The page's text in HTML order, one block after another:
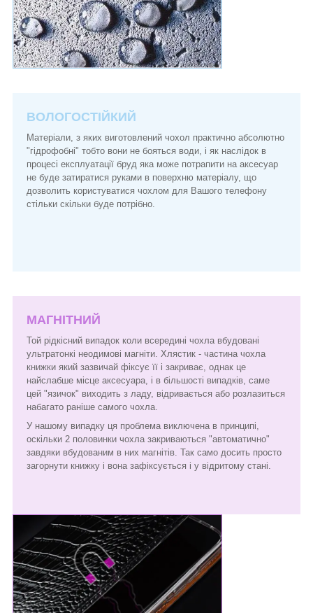
ВОЛОГОСТІЙКИЙ
Матеріали, з яких виготовлений чохол практично абсолютно
"гідрофобні" тобто вони не бояться води, і як наслідок в
процесі експлуатації бруд яка може потрапити на аксесуар
не буде затиратися руками в поверхню матеріалу, що
дозволить користуватися чохлом для Вашого телефону
стільки скільки буде потрібно.
МАГНІТНИЙ
Той рідкісний випадок коли всередині чохла вбудовані
ультратонкі неодимові магніти. Хлястик - частина чохла
книжки який зазвичай фіксує її і закриває, однак це
найслабше місце аксесуара, і в більшості випадків, саме
цей "язичок" виходить з ладу, відривається або розлазиться
набагато раніше самого чохла.
У нашому випадку ця проблема виключена в принципі,
оскільки 2 половинки чохла закриваються "автоматично"
завдяки вбудованим в них магнітів. Так само досить просто
загорнути книжку і вона зафіксується і у відритому стані.